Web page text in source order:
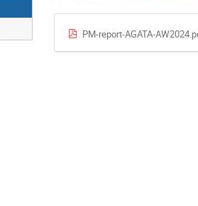
PM-report-AGATA-